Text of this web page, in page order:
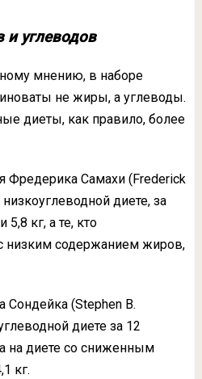
углеводов
мнению, в наборе
не жиры, а углеводы.
диеты, как правило, более
Фредерика Самахи (Frederick
диете, за
кг, а те, кто
низким содержанием жиров,
Сондейка (Stephen B.
диете за 12
на диете со сниженным
кг.